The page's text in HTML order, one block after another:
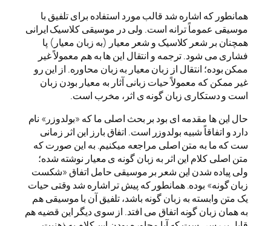
همانطور که اشاره شد قالب مورد استفاده برای تلفیق با
موسیقی عموماً ترانه است. ولی در موسیقی کلاسیک ایرانی
همچنان بر شعر کلاسیک و شعر معیار (به زبان معیار) پا
فشاری می شود. ترجمه و انتقال این ها به هم معمولاً غیر
ممکن بوده؛ انتقال از زبان معیار به زبان محاوره. از این رو
غیر ممکن که معمولاً حیات زبانی آثار به معیار بودن زبان
است و دستکاری زبان گونه ی اثر، مخرب است.
حال این ها مقدمه ای بود بر بحث اصلی ما که «بولدوزر» نام
دارد و اتفاقاً شبیه بولدوزر است. اتفاق بارز این اثر زمانی
ست که ما به متن اصلی مراجعه میکنیم. به این صورت که
متن اصلی کلام این اثر به زبان گونه ی معیار نوشته شده؛
ولی پیاده شدن این شعر بر موسیقی حامل اتفاق «شکست
زبان گونه» بوده. همانطور که پیش تر اشاره شد وقتی حیات
یک متن وابسته به زبان گونه باشد، تلفیق آن با موسیقی هم
به همان زبان گونه اتفاق می افتد. از سوی دیگر این قضیه هم